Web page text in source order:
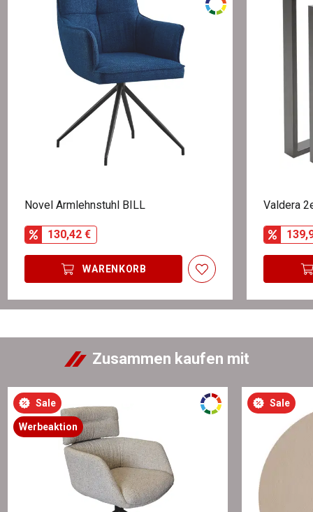
Novel Armlehnstuhl BILL
130,42 €
WARENKORB
Valdera
Zusammen kaufen mit
Sale
Werbeaktion
Sale